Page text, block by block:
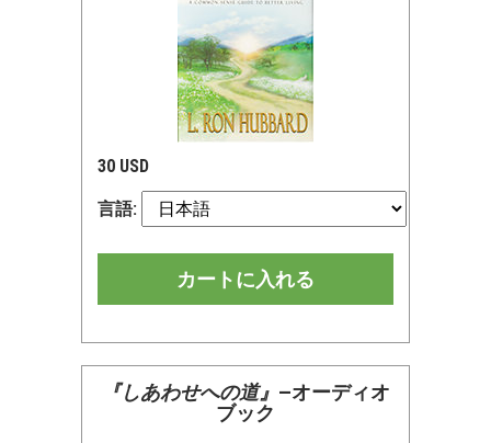
30 USD
言語:
カートに入れる
『しあわせへの道』 —オーディオ
ブック